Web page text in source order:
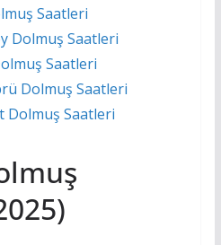
Saatleri
Dolmuş Saatleri
Saatleri
Dolmuş Saatleri
Dolmuş Saatleri